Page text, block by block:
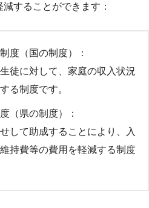
することができます：
度（国の制度）：
徒に対して、家庭の収入状況
る制度です。
（県の制度）：
して助成することにより、入
持費等の費用を軽減する制度